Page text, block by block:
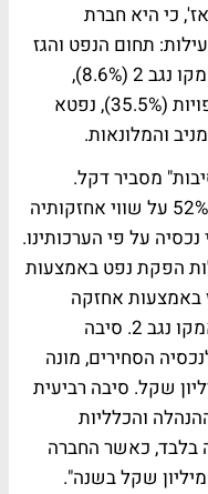
כי היא חברת
תחום הנפט והגז
באמצעות אחזקותיה בחברות: ישראמקו נגב 2 (8.6%),
ישראמקו אינק (52.7%), חנ"ל שותפויות (35.5%), נפטא
מסביר דקל.
"ראשית, המניה נסחרת בפער של כ-52% על שווי אחזקותיה
של כ-60% על שווי נכסיה על פי הערכותינו.
הפקת נפט באמצעות
באמצעות אחזקה
ישירות, ובשרשור בכ-17.3% בישראמקו נגב 2. סיבה
הסחירים, מונה
מזומנים בסכום של כ-55 מיליון שקל. סיבה רביעית
והכלליות
בשנה בלבד, כאשר החברה